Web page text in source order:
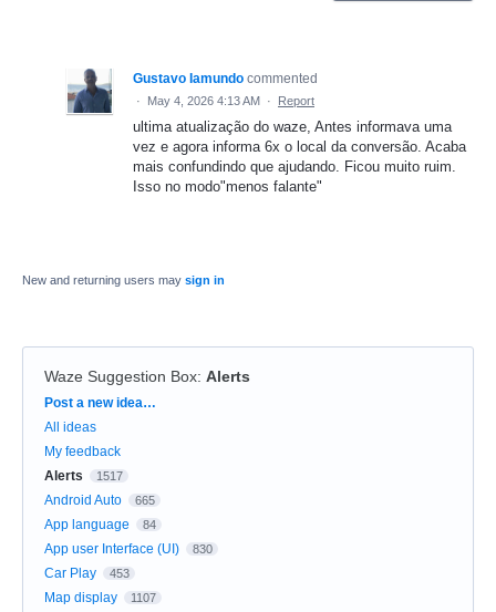
Gustavo Iamundo commented
· May 4, 2026 4:13 AM · Report
ultima atualização do waze, Antes informava uma
vez e agora informa 6x o local da conversão. Acaba
mais confundindo que ajudando. Ficou muito ruim.
Isso no modo"menos falante"
New and returning users may sign in
Waze Suggestion Box: Alerts
Categories
Post a new idea…
All ideas
My feedback
Alerts
1517
Android Auto 665
App language 84
App user Interface (UI) 830
Car Play 453
Map display 1107